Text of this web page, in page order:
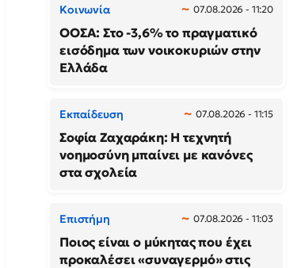
Κοινωνία 07.08.2026 - 11:20
ΟΟΣΑ: Στο -3,6% το πραγματικό
εισόδημα των νοικοκυριών στην
Ελλάδα
Εκπαίδευση 07.08.2026 - 11:15
Σοφία Ζαχαράκη: Η τεχνητή
νοημοσύνη μπαίνει με κανόνες
στα σχολεία
Επιστήμη 07.08.2026 - 11:03
Ποιος είναι ο μύκητας που έχει
προκαλέσει «συναγερμό» στις